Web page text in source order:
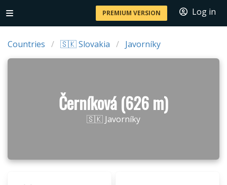
PREMIUM VERSION Log in
Countries 🇸🇰 Slovakia Javorníky
Černíková (626 m)
🇸🇰 Javorníky